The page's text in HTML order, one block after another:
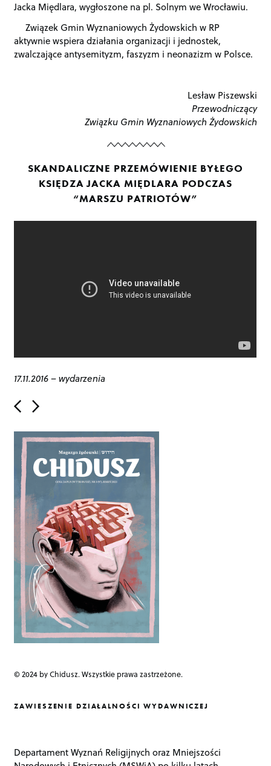
Jacka Międlara, wygłoszone na pl. Solnym we Wrocławiu.
Związek Gmin Wyznaniowych Żydowskich w RP
aktywnie wspiera działania organizacji i jednostek,
zwalczające antysemityzm, faszyzm i neonazizm w Polsce.
Lesław Piszewski
Przewodniczący
Związku Gmin Wyznaniowych Żydowskich
SKANDALICZNE PRZEMÓWIENIE BYŁEGO
KSIĘDZA JACKA MIĘDLARA PODCZAS
“MARSZU PATRIOTÓW”
17.11.2016–wydarzenia
P
o
a
t
i
o
n
© 2024 by Chidusz. Wszystkie prawa zastrzeżone.
ZAWIESZENIE DZIAŁALNOŚCI WYDAWNICZEJ
Departament Wyznań Religijnych oraz Mniejszości